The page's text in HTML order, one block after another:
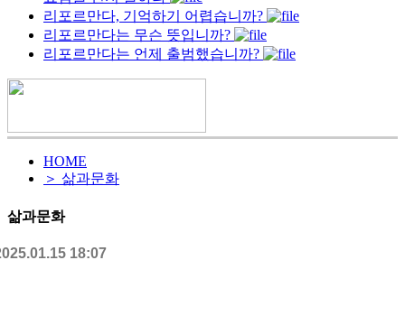
리포르만다, 기억하기 어렵습니까?
리포르만다는 무슨 뜻입니까?
리포르만다는 언제 출범했습니까?
HOME
＞ 삶과문화
삶과문화
18:07